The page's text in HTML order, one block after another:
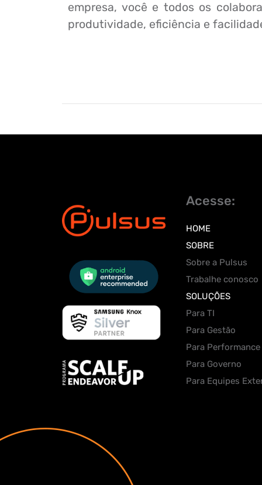
empresa, você e todos os
produtividade, eficiência e
Acesse:
HOME
SOBRE
Sobre a Pulsus
Trabalhe conosco
SOLUÇÕES
Para TI
Para Gestão
Para Performance
Para Governo
Para Equipes